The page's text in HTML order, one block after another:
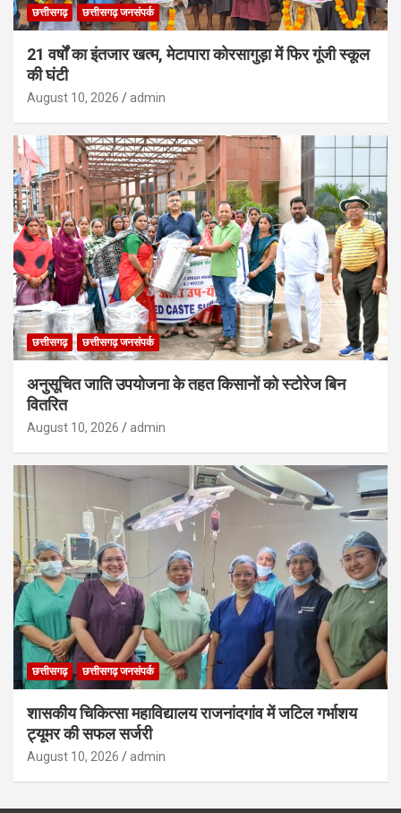
छत्तीसगढ़ छत्तीसगढ़ जनसंपर्क
21 वर्षों का इंतजार खत्म, मेटापारा कोरसागुड़ा में फिर गूंजी स्कूल
की घंटी
August 10, 2026 admin
छत्तीसगढ़ छत्तीसगढ़ जनसंपर्क
अनुसूचित जाति उपयोजना के तहत किसानों को स्टोरेज बिन
वितरित
August 10, 2026 admin
छत्तीसगढ़ छत्तीसगढ़ जनसंपर्क
शासकीय चिकित्सा महाविद्यालय राजनांदगांव में जटिल गर्भाशय
ट्यूमर की सफल सर्जरी
August 10, 2026 admin